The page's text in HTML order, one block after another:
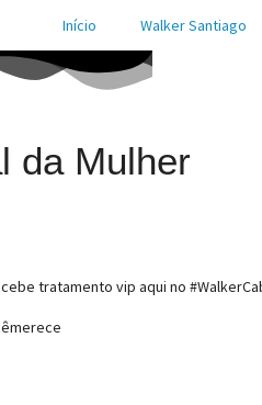
Início Walker Santiago
da Mulher
tratamento vip aqui no